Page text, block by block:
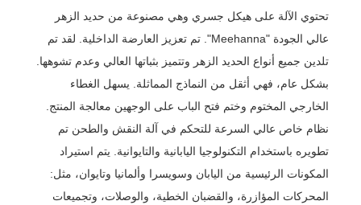
تحتوي الآلة على هيكل جسري وهي مصنوعة من حديد الزهر
عالي الجودة "Meehanna". تم تعزيز العارضة الداخلية. لقد تم
تلدين جميع أنواع الحديد الزهر وتتميز بثباتها العالي وعدم تشوهها.
بشكل عام، فهي أثقل من النماذج المماثلة. يسهل الغطاء
الخارجي المختوم وختم فتح الباب على الوجهين معالجة المنتج.
نظام خاص عالي السرعة للتحكم في آلة النقش والطحن تم
تطويره باستخدام التكنولوجيا اليابانية والتايوانية. يتم استيراد
المكونات الرئيسية من اليابان وسويسرا وألمانيا وتايوان، مثل:
المحركات المؤازرة، والقضبان الخطية، والوصلات، وتجميعات